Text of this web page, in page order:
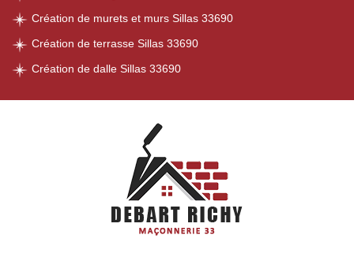
Création de murets et murs Sillas 33690
Création de terrasse Sillas 33690
Création de dalle Sillas 33690